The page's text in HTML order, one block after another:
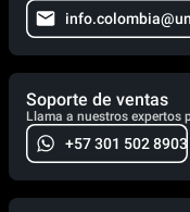
Soporte de ventas
Llama a nuestros expertos
+57 301 502 8903